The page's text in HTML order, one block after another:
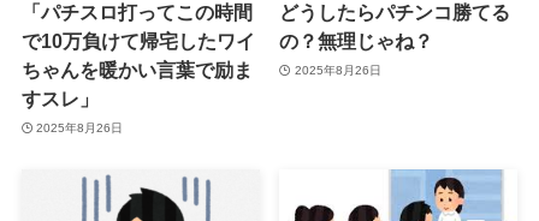
「パチスロ打ってこの時間
で10万負けて帰宅したワイ
ちゃんを暖かい言葉で励ま
すスレ」
2025年8月26日
どうしたらパチンコ勝てる
の？無理じゃね？
2025年8月26日